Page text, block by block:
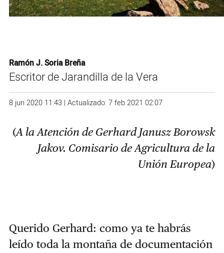
Ramón J. Soria Breña
Escritor de Jarandilla de la Vera
8 jun 2020 11:43 | Actualizado: 7 feb 2021 02:07
(A la Atención de Gerhard Janusz Borowsk
Jakov. Comisario de Agricultura de la
Unión Europea)
Querido Gerhard: como ya te habrás
leído toda la montaña de documentación